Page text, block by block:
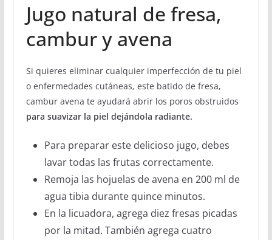
Jugo natural de fresa,
cambur y avena
Si quieres eliminar cualquier imperfección de tu piel
o enfermedades cutáneas, este batido de fresa,
cambur avena te ayudará abrir los poros obstruidos
para suavizar la piel dejándola radiante.
Para preparar este delicioso jugo, debes
lavar todas las frutas correctamente.
Remoja las hojuelas de avena en 200 ml de
agua tibia durante quince minutos.
En la licuadora, agrega diez fresas picadas
por la mitad. También agrega cuatro